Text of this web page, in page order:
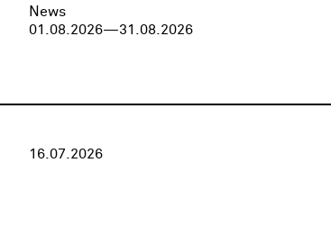
News
01.08.2026—31.08.2026
16.07.2026